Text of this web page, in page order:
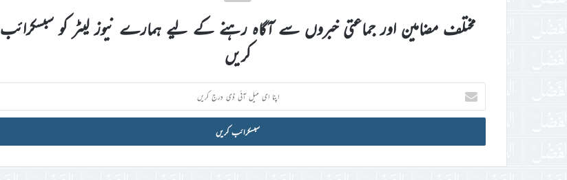
مختلف مضامین اور جماعتی خبروں سے آگاہ رہنے کے لیے ہمارے نیوز لیٹر کو سبسکرائب
کریں
اپنا
ای
میل
ڈی